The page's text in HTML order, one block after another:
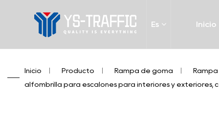
Es Inicio
Inicio Producto Rampa de goma
alfombrilla para escalones para interiores y exteriores,